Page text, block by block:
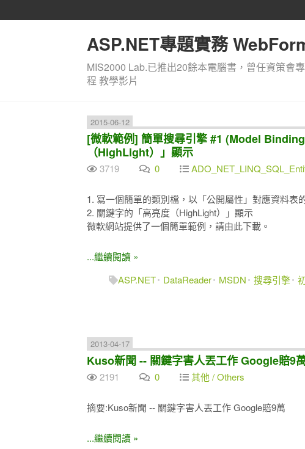
ASP.NET專題實務
MIS2000 Lab.已推出20餘本電腦書，曾任資策會
程 教學影片
2015-06-12
[微軟範例] 簡單搜尋引擎 #1 (Model
（HighLight）」顯示
3719 0
1. 寫一個簡單的類別檔，以「公開屬性」對應資料表
2. 關鍵字的「高亮度（HighLight）」顯示
微軟網站提供了一個簡單範例，請由此下載。
...繼續閱讀 »
ASP.NET
DataReader MSDN 搜尋引擎
2013-04-17
Kuso新聞 -- 關鍵字害人丟工作 Google賠9
2191 0 其他 / Others
摘要:Kuso新聞 -- 關鍵字害人丟工作 Google賠9萬
...繼續閱讀 »